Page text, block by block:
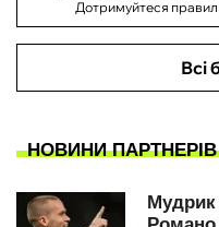
Дотримуйтеся правил
Всі